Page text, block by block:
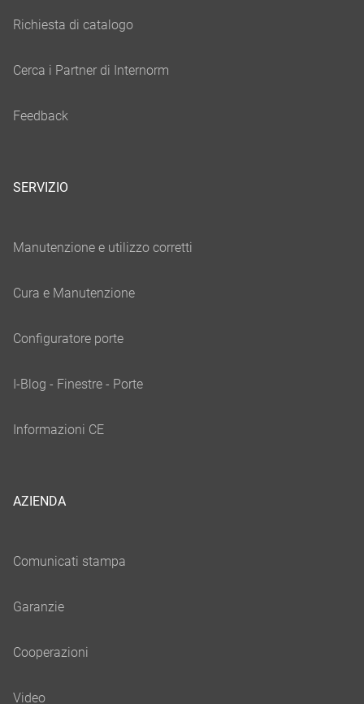
SERVIZIO
AZIENDA